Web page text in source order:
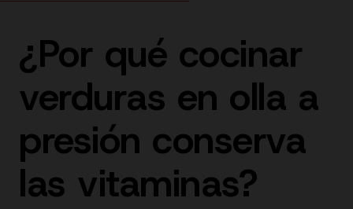
¿Por qué cocinar
verduras en olla a
presión conserva
las vitaminas?